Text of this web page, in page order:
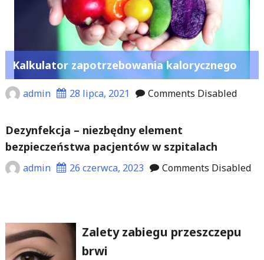
Kalkulator zapotrzebowania kalorycznego
admin 28 lipca, 2021 Comments Disabled
Dezynfekcja – niezbędny element
bezpieczeństwa pacjentów w szpitalach
admin 26 czerwca, 2023 Comments Disabled
Zalety zabiegu przeszczepu
brwi